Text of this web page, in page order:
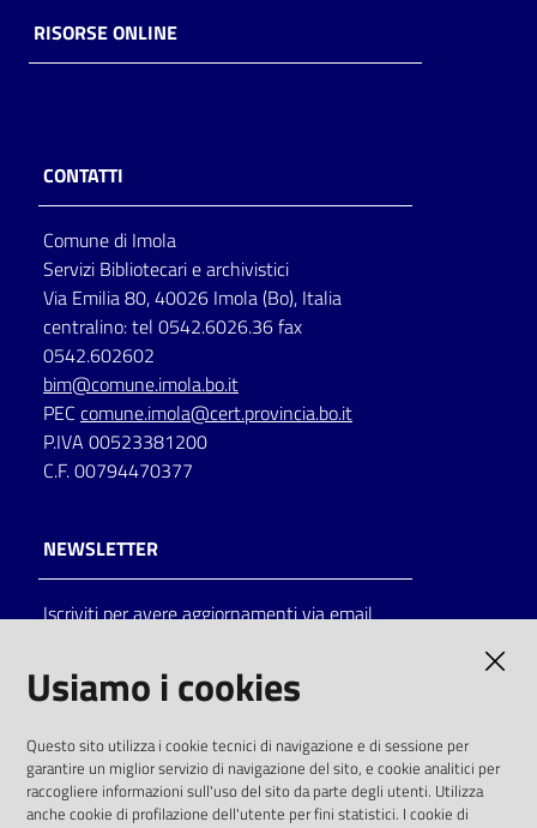
su
Catalogo
on line
Eventi
Chiedi al
Avvisi
RISORSE ONLINE
CONTATTI
Comune di Imola
Servizi Bibliotecari e archivistici
Via Emilia 80, 40026 Imola (Bo), Italia
centralino: tel 0542.6026.36 fax
0542.602602
bim@comune.imola.bo.it
PEC comune.imola@cert.provincia.bo.it
P.IVA 00523381200
C.F. 00794470377
NEWSLETTER
Iscriviti per avere aggiornamenti via email
solo alle condizioni previste dalla direttiva
comunitaria 2003/98/CE e dal d.lgs. 36/2006
Usiamo i cookies
Questo sito utilizza i cookie tecnici di navigazione e di sessione per
garantire un miglior servizio di navigazione del sito, e cookie analitici per
raccogliere informazioni sull'uso del sito da parte degli utenti. Utilizza
anche cookie di profilazione dell'utente per fini statistici. I cookie di